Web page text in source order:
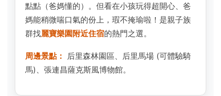
點點（爸媽懂的）。但看在小孩玩得超開心、爸
媽能稍微喘口氣的份上，瑕不掩瑜啦！是親子族
群找麗寶樂園附近住宿的熱門之選。
周邊景點：
后里森林園區、后里馬場 (可體驗騎
馬)、張連昌薩克斯風博物館。